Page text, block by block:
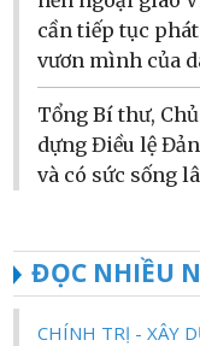
cần tiếp tục
vươn mình của
Tổng Bí thư,
dựng Điều lệ
và có sức sống
ĐỌC NHIỀU
CHÍNH TRỊ - XÂY